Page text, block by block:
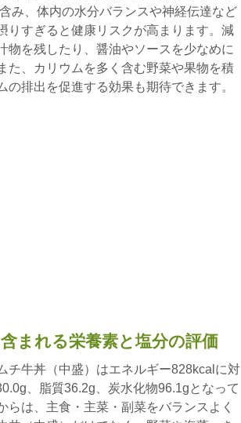
み、体内の水分バランスや神経伝達など
りすぎると健康リスクが高まります。減
物を残したり、醤油やソースを少なめに
た、カリウムを多く含む野菜や果物を積
排出を促進する効果も期待できます。
まれる栄養素と塩分の評価
チ牛丼（中盛）はエネルギー828kcalに対
、脂質36.2g、炭水化物96.1gとなって
らは、主食・主菜・副菜をバランスよく